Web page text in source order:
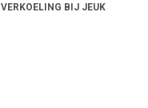
VERKOELING BIJ JEUK